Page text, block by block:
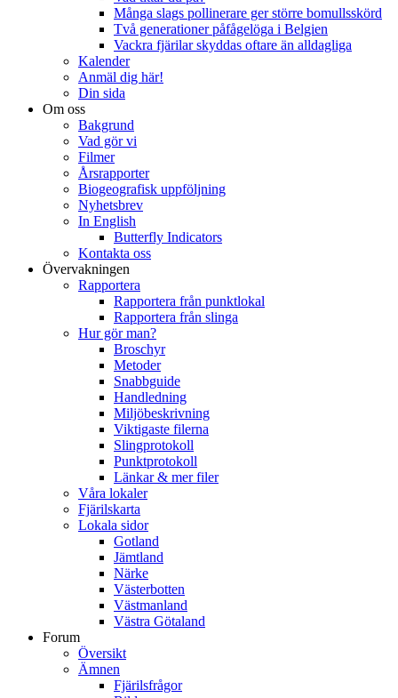
Många slags pollinerare ger större bomullsskörd
Två generationer påfågelöga i Belgien
Vackra fjärilar skyddas oftare än alldagliga
Kalender
Anmäl dig här!
Din sida
Om oss
Bakgrund
Vad gör vi
Filmer
Årsrapporter
Biogeografisk uppföljning
Nyhetsbrev
In English
Butterfly Indicators
Kontakta oss
Övervakningen
Rapportera
Rapportera från punktlokal
Rapportera från slinga
Hur gör man?
Broschyr
Metoder
Snabbguide
Handledning
Miljöbeskrivning
Viktigaste filerna
Slingprotokoll
Punktprotokoll
Länkar & mer filer
Våra lokaler
Fjärilskarta
Lokala sidor
Gotland
Jämtland
Närke
Västerbotten
Västmanland
Västra Götaland
Forum
Översikt
Ämnen
Fjärilsfrågor